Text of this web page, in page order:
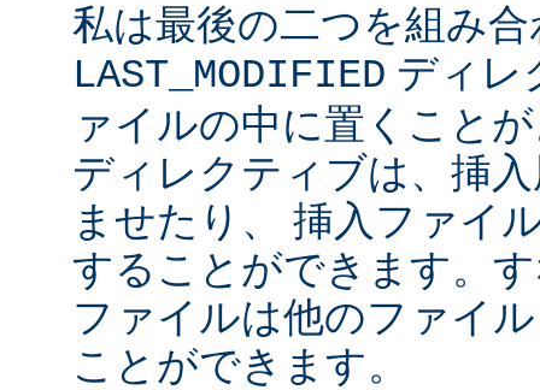
私は最後の二つを組み
LAST_MODIFIED ディレ
ァイルの中に置くこと
ディレクティブは、挿
ませたり、 挿入ファイ
することができます。
ファイルは他のファイ
ことができます。